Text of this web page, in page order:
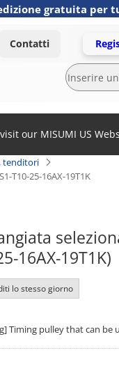
gratuita per
Contatti
our MISUMI US
tenditori
S1-T10-25-16AX-19T1K
16AX-19T1K)
lo stesso giorno
Timing pulley that can